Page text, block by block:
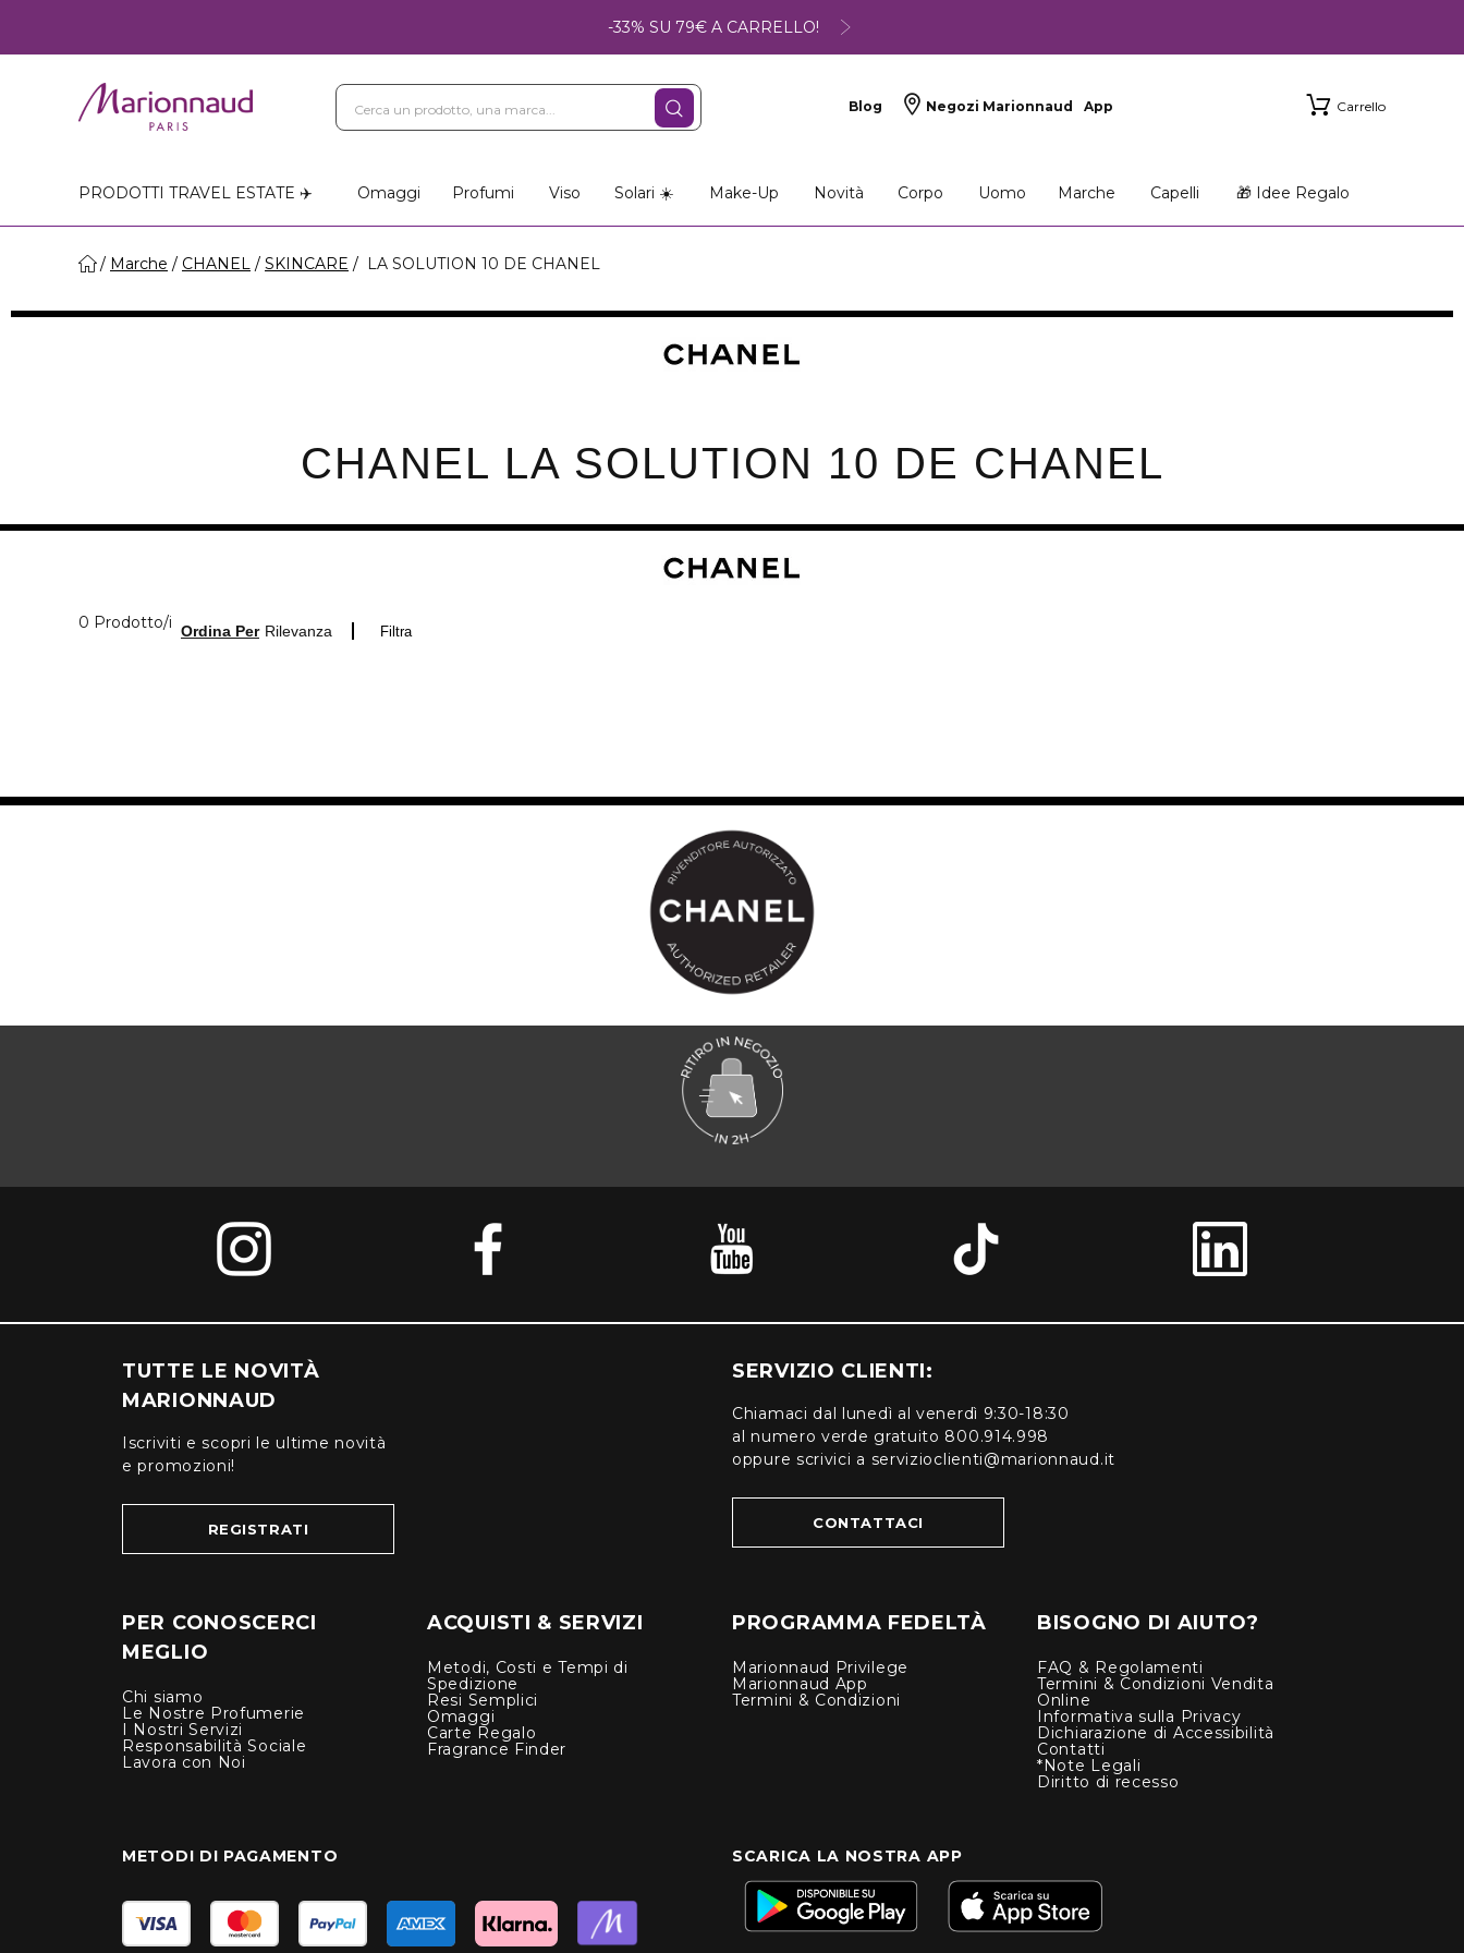
-33% SU 79€ A CARRELLO!
Blog Negozi Marionnaud App Carrello
PRODOTTI TRAVEL ESTATE ✈️ Omaggi Profumi Viso Solari ☀️ Make-Up Novità Corpo Uomo Marche Capelli 🎁 Idee Regalo
Marche CHANEL SKINCARE LA SOLUTION 10 DE CHANEL
CHANEL LA SOLUTION 10 DE CHANEL
0 Prodotto/i 0 Prodotti visualizzati Filtra
Ordina Per Rilevanza
TUTTE LE NOVITÀ
MARIONNAUD
Iscriviti e scopri le ultime novità
e promozioni!
REGISTRATI
SERVIZIO CLIENTI:
Chiamaci dal lunedì al venerdì 9:30-18:30
al numero verde gratuito 800.914.998
oppure scrivici a servizioclienti@marionnaud.it
CONTATTACI
PER CONOSCERCI
MEGLIO
Chi siamo
Le Nostre Profumerie
I Nostri Servizi
Responsabilità Sociale
Lavora con Noi
ACQUISTI & SERVIZI
Metodi, Costi e Tempi di
Spedizione
Resi Semplici
Omaggi
Carte Regalo
Fragrance Finder
PROGRAMMA FEDELTÀ
Marionnaud Privilege
Marionnaud App
Termini & Condizioni
BISOGNO DI AIUTO?
FAQ & Regolamenti
Termini & Condizioni Vendita
Online
Informativa sulla Privacy
Dichiarazione di Accessibilità
Contatti
*Note Legali
Diritto di recesso
METODI DI PAGAMENTO SCARICA LA NOSTRA APP